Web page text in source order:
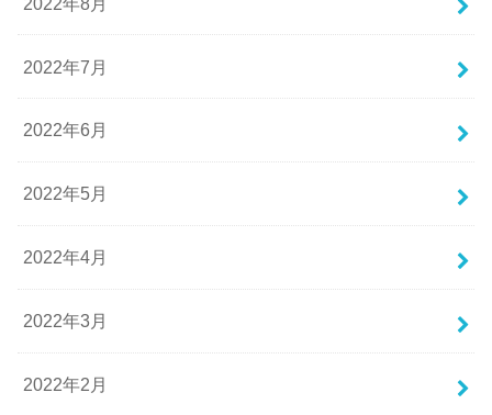
2022年7月
2022年6月
2022年5月
2022年4月
2022年3月
2022年2月